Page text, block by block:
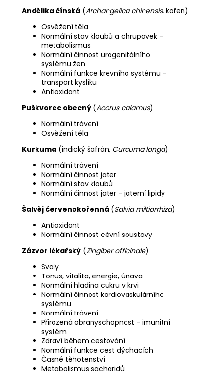
Andělika čínská (Archangelica chinensis, kořen)
Osvěžení těla
Normální stav kloubů a chrupavek -
metabolismus
Normální činnost urogenitálního
systému žen
Normální funkce krevního systému -
transport kyslíku
Antioxidant
Puškvorec obecný (Acorus calamus)
Normální trávení
Osvěžení těla
Kurkuma (indický šafrán, Curcuma longa)
Normální trávení
Normální činnost jater
Normální stav kloubů
Normální činnost jater - jaterní lipidy
Šalvěj červenokořenná (Salvia miltiorrhiza)
Antioxidant
Normální činnost cévní soustavy
Zázvor lékařský (Zingiber officinale)
Svaly
Tonus, vitalita, energie, únava
Normální hladina cukru v krvi
Normální činnost kardiovaskulárního
systému
Normální trávení
Přirozená obranyschopnost - imunitní
systém
Zdraví během cestování
Normální funkce cest dýchacích
Časné těhotenství
Metabolismus sacharidů